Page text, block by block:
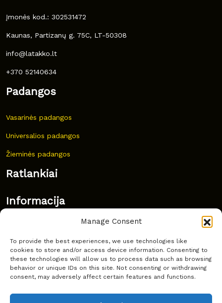
Manage Consent
To provide the best experiences, we use technologies like
cookies to store and/or access device information. Consenting to
these technologies will allow us to process data such as browsing
behavior or unique IDs on this site. Not consenting or withdrawing
consent, may adversely affect certain features and functions.
Įmonės kod.: 302531472
Kaunas, Partizanų g. 75C, LT-50308
info@latakko.lt
+370 52140634
Padangos
Vasarinės padangos
Universalios padangos
Žieminės padangos
Ratlankiai
Informacija
Dažnai užduodami klausimai
Kur nusipirkti?
Privatumas